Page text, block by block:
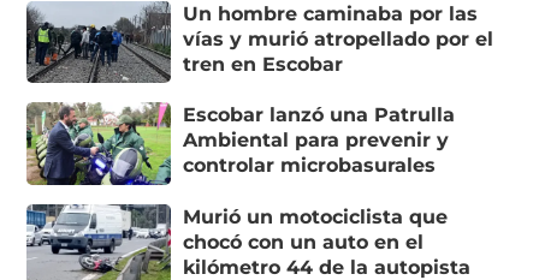
Un hombre caminaba por las
vías y murió atropellado por el
tren en Escobar
Escobar lanzó una Patrulla
Ambiental para prevenir y
controlar microbasurales
Murió un motociclista que
chocó con un auto en el
kilómetro 44 de la autopista